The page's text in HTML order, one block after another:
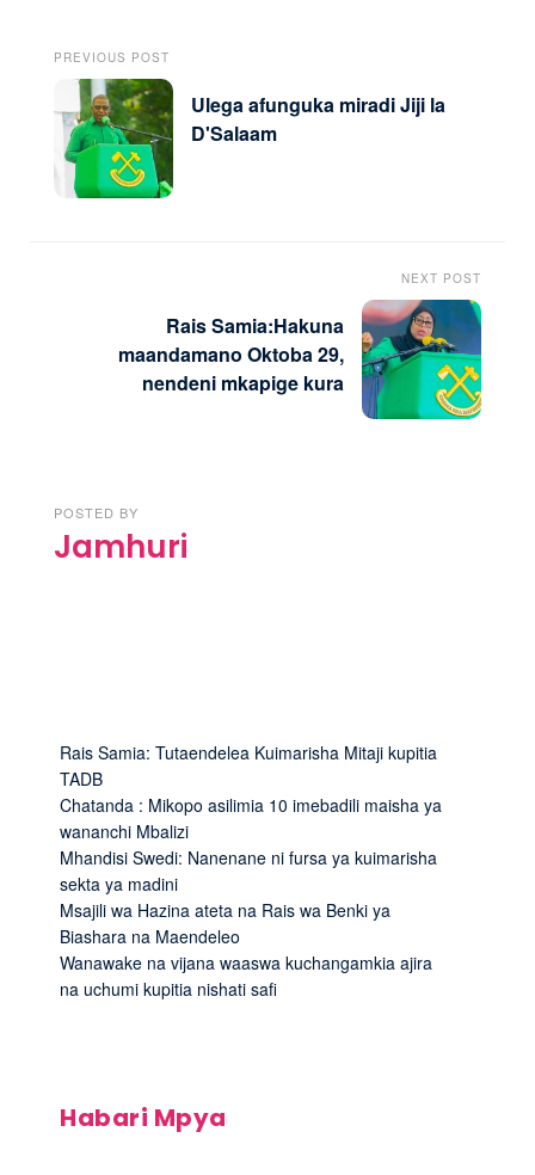
PREVIOUS POST
Ulega afunguka miradi Jiji la
D'Salaam
NEXT POST
Rais Samia:Hakuna
maandamano Oktoba 29,
nendeni mkapige kura
POSTED BY
Jamhuri
Rais Samia: Tutaendelea Kuimarisha Mitaji kupitia
TADB
Chatanda : Mikopo asilimia 10 imebadili maisha ya
wananchi Mbalizi
Mhandisi Swedi: Nanenane ni fursa ya kuimarisha
sekta ya madini
Msajili wa Hazina ateta na Rais wa Benki ya
Biashara na Maendeleo
Wanawake na vijana waaswa kuchangamkia ajira
na uchumi kupitia nishati safi
Habari Mpya